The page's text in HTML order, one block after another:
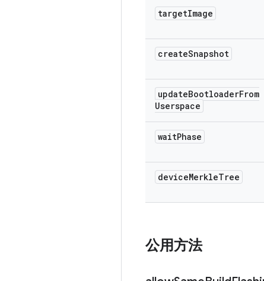
targetImage
createSnapshot
updateBootloaderFrom
Userspace
waitPhase
deviceMerkleTree
公用方法